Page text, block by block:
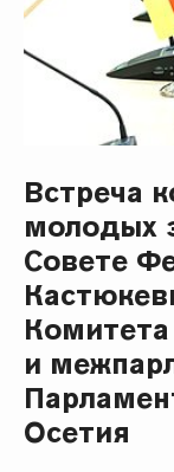
Встреча
молодых
Совете
и
Осетия